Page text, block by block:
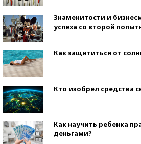
Знаменитости и
успеха со второй
Как защититься от
Кто изобрел средства
Как научить ребенка
деньгами?